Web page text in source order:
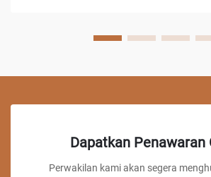
Dapatkan Penawaran
Perwakilan kami akan segera